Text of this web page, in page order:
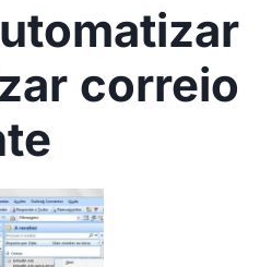
correio